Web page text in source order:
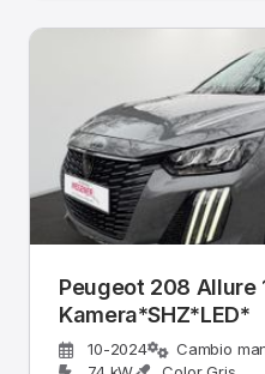
Peugeot 208 Allure
Kamera*SHZ*LED*
10-2024 Cambio